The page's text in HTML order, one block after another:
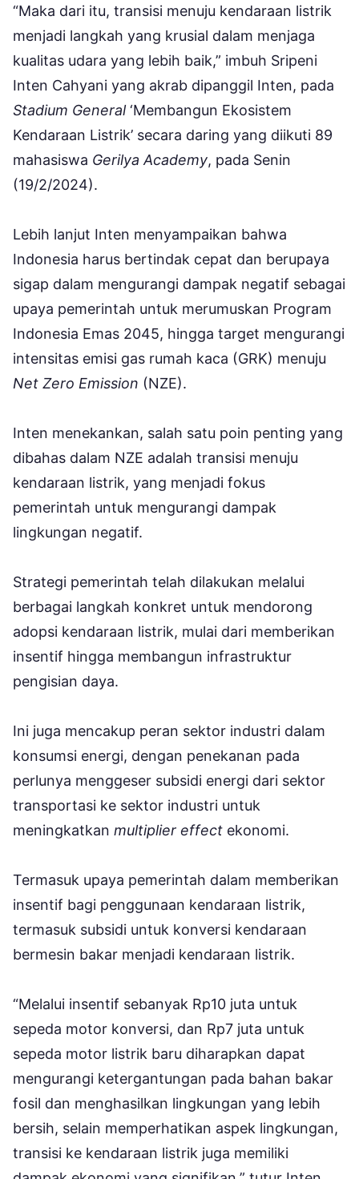
“Maka dari itu, transisi menuju kendaraan listrik
menjadi langkah yang krusial dalam menjaga
kualitas udara yang lebih baik,” imbuh Sripeni
Inten Cahyani yang akrab dipanggil Inten, pada
Stadium General‘Membangun Ekosistem
Kendaraan Listrik’ secara daring yang diikuti 89
mahasiswa Gerilya Academy, pada Senin
(19/2/2024).
Lebih lanjut Inten menyampaikan bahwa
Indonesia harus bertindak cepat dan berupaya
sigap dalam mengurangi dampak negatif sebagai
upaya pemerintah untuk merumuskan Program
Indonesia Emas 2045, hingga target mengurangi
intensitas emisi gas rumah kaca (GRK) menuju
Net Zero Emission (NZE).
Inten menekankan, salah satu poin penting yang
dibahas dalam NZE adalah transisi menuju
kendaraan listrik, yang menjadi fokus
pemerintah untuk mengurangi dampak
lingkungan negatif.
Strategi pemerintah telah dilakukan melalui
berbagai langkah konkret untuk mendorong
adopsi kendaraan listrik, mulai dari memberikan
insentif hingga membangun infrastruktur
pengisian daya.
Ini juga mencakup peran sektor industri dalam
konsumsi energi, dengan penekanan pada
perlunya menggeser subsidi energi dari sektor
transportasi ke sektor industri untuk
meningkatkan multiplier effect ekonomi.
Termasuk upaya pemerintah dalam memberikan
insentif bagi penggunaan kendaraan listrik,
termasuk subsidi untuk konversi kendaraan
bermesin bakar menjadi kendaraan listrik.
“Melalui insentif sebanyak Rp10 juta untuk
sepeda motor konversi, dan Rp7 juta untuk
sepeda motor listrik baru diharapkan dapat
mengurangi ketergantungan pada bahan bakar
fosil dan menghasilkan lingkungan yang lebih
bersih, selain memperhatikan aspek lingkungan,
transisi ke kendaraan listrik juga memiliki